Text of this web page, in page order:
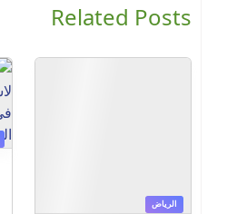
Related Posts
الرياض